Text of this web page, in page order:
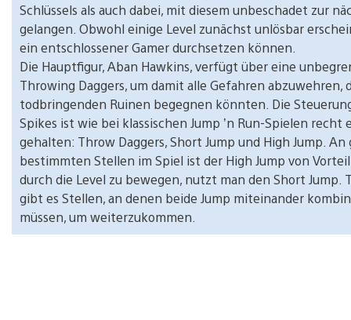
Schlüssels als auch dabei, mit diesem unbeschadet zur
gelangen. Obwohl einige Level zunächst unlösbar
ein entschlossener Gamer durchsetzen können.
Die Hauptfigur, Aban Hawkins, verfügt über eine
Throwing Daggers, um damit alle Gefahren abzuwehren,
todbringenden Ruinen begegnen könnten. Die
Spikes ist wie bei klassischen Jump ’n Run-Spielen recht
gehalten: Throw Daggers, Short Jump und High Jump. An
bestimmten Stellen im Spiel ist der High Jump von
durch die Level zu bewegen, nutzt man den Short Jump.
gibt es Stellen, an denen beide Jump miteinander
müssen, um weiterzukommen.